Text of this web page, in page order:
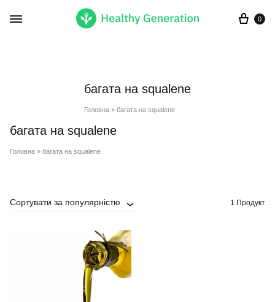
0
багата на squalene
Головна » багата на squalene
багата на squalene
Головна » багата на squalene
Сортувати за популярністю 1 Продукт